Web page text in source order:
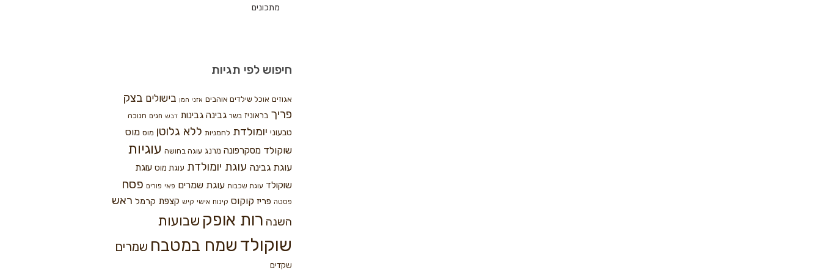
מתכונים
חיפוש לפי תגיות
אגוזים אוכל שילדים אוהבים אזני המן בישולים בצק
פריך בראוניז בשר גבינה גבינות דבש חגים חנוכה
טבעוני יומולדת לחמניות ללא גלוטן מוס מוס
שוקולד מסקרפונה מרנג עוגה בחושה עוגיות
עוגת גבינה עוגת יומולדת עוגת מוס עוגת
שוקולד עוגת שכבות עוגת שמרים פאי פורים פסח
פסטה פריז קוקוס קינוח אישי קיש קצפת קרמל ראש
השנה רות אופק שבועות
שוקולד שמח במטבח שמרים
שקדים